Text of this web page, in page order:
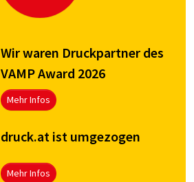
Wir waren Druckpartner des
VAMP Award 2026
Mehr Infos
druck.at ist umgezogen
Mehr Infos